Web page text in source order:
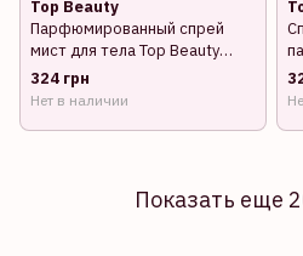
Top Beauty
Парфюмированный спрей
мист для тела Top Beauty
Naomi 200 мл
324 грн
Нет в наличии
Показать еще